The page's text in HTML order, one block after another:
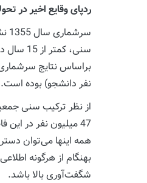
ردپای وقایع اخیر در
نفر دانشجو) بوده است. این به معنی آن است که
47 میلیون نفر در
همه اینها می‌توان
بهنگام از هرگونه
شگفت‌آوری بالا باشد.